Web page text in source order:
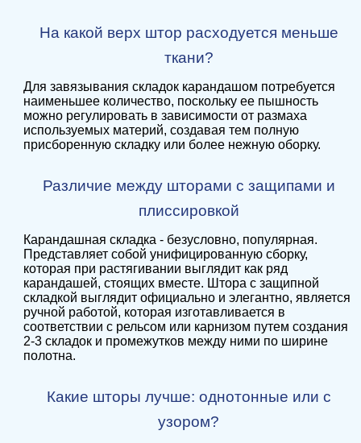
На какой верх штор расходуется меньше
ткани?
Для завязывания складок карандашом потребуется
наименьшее количество, поскольку ее пышность
можно регулировать в зависимости от размаха
используемых материй, создавая тем полную
присборенную складку или более нежную оборку.
Различие между шторами с защипами и
плиссировкой
Карандашная складка - безусловно, популярная.
Представляет собой унифицированную сборку,
которая при растягивании выглядит как ряд
карандашей, стоящих вместе. Штора с защипной
складкой выглядит официально и элегантно, является
ручной работой, которая изготавливается в
соответствии с рельсом или карнизом путем создания
2-3 складок и промежутков между ними по ширине
полотна.
Какие шторы лучше: однотонные или с
узором?